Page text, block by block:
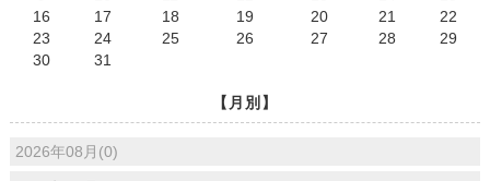
16
17 18 19 20 21
22
23
24 25 26 27 28
29
30
31
【月別】
2026年08月(0)